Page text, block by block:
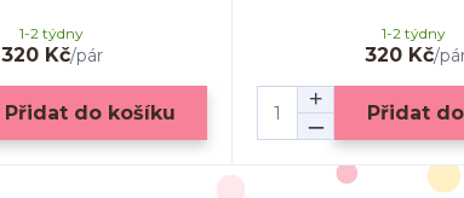
320 Kč/pár
1-2 týdny
Přidat do košíku
320 Kč/
1-2 týdny
Přidat